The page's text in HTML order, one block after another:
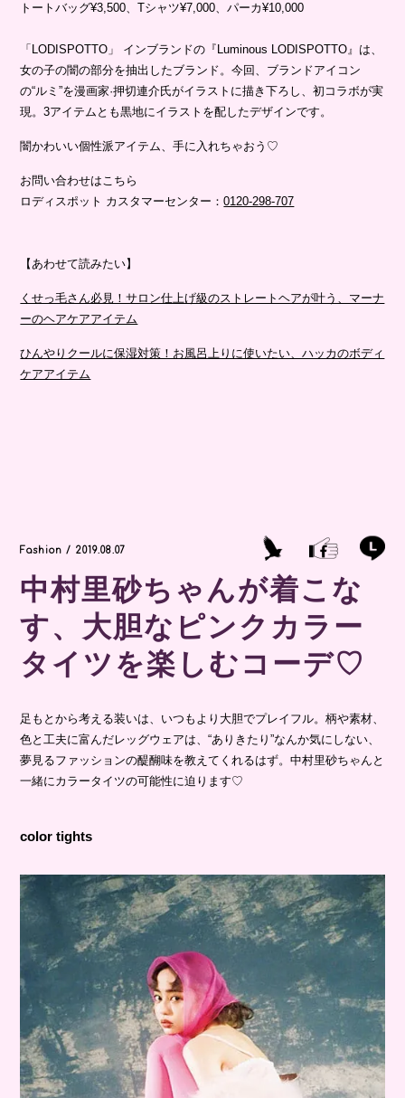
トートバッグ¥3,500、Tシャツ¥7,000、パーカ¥10,000
「LODISPOTTO」 インブランドの『Luminous LODISPOTTO』は、
女の子の闇の部分を抽出したブランド。今回、ブランドアイコン
の“ルミ”を漫画家·押切連介氏がイラストに描き下ろし、初コラボが実
現。3アイテムとも黒地にイラストを配したデザインです。
闇かわいい個性派アイテム、手に入れちゃおう♡
お問い合わせはこちら
ロディスポット カスタマーセンター：0120-298-707
【あわせて読みたい】
くせっ毛さん必見！サロン仕上げ級のストレートヘアが叶う、マーナ
ーのヘアケアアイテム
ひんやりクールに保湿対策！お風呂上りに使いたい、ハッカのボディ
ケアアイテム
Fashion / 2019.08.07
中村里砂ちゃんが着こな
す、大胆なピンクカラー
タイツを楽しむコーデ♡
足もとから考える装いは、いつもより大胆でプレイフル。柄や素材、
色と工夫に富んだレッグウェアは、“ありきたり”なんか気にしない、
夢見るファッションの醍醐味を教えてくれるはず。中村里砂ちゃんと
一緒にカラータイツの可能性に迫ります♡
color tights